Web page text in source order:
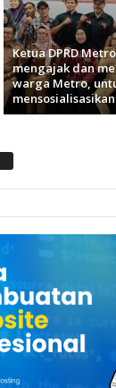
Ketua DPRD
mengajak dan
warga Metro,